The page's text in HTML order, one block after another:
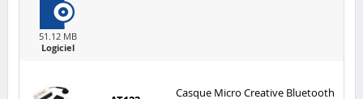
51.12 MB
Logiciel
Casque Micro Creative Bluetooth